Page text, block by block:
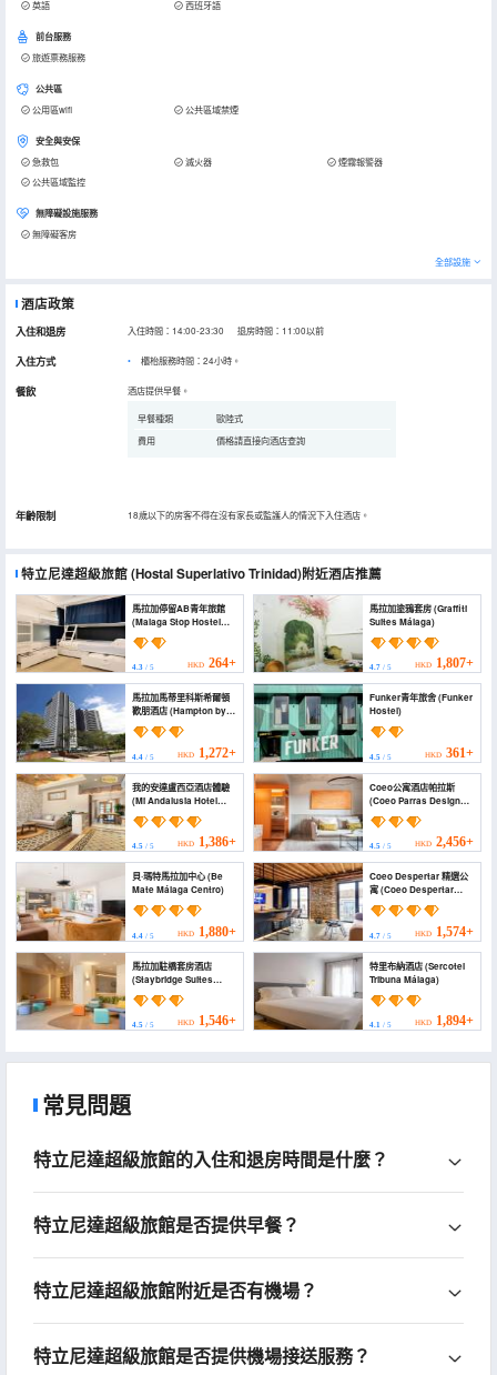
英語 西班牙語
前台服務
旅遊票務服務
公共區
公用區wifi 公共區域禁煙
安全與安保
急救包 滅火器
煙霧報警器
公共區域監控
無障礙設施服務
無障礙客房
全部設施
酒店政策
入住和退房 入住時間：14:00-23:30 退房時間：11:00以前
入住方式 櫃枱服務時間：24小時。
餐飲 酒店提供早餐。
早餐種類
歐陸式
費用
價格請直接向酒店查詢
年齡限制 18歲以下的房客不得在沒有家長或監護人的情況下入住酒店。
特立尼達超級旅館(Hostal Superlativo Trinidad)附近酒店推薦
馬拉加停留AB青年旅館
(Malaga Stop Hostel
AB)
4.3 / 5 HKD 264+
馬拉加塗鴉套房 (Graffiti
Suites Málaga)
4.7/ 5 HKD 1,807+
馬拉加馬蒂里科斯希爾頓
歡朋酒店 (Hampton by
Hilton Malaga
Martiricos)
4.4 / 5 HKD 1,272+
Funker青年旅舍 (Funker
Hostel)
4.5/ 5 HKD 361+
我的安達盧西亞酒店體驗
(Mi Andalusia Hotel
Experience)
4.5 / 5 HKD 1,386+
Coeo公寓酒店帕拉斯
(Coeo Parras Design
Apartments)
4.5/ 5 HKD 2,456+
貝·瑪特馬拉加中心 (Be
Mate Málaga Centro)
4.4 / 5 HKD 1,880+
Coeo Despertar 精選公
寓 (Coeo Despertar
Signature Apartments)
4.7/ 5 HKD 1,574+
馬拉加駐橋套房酒店
(Staybridge Suites
MALAGA by IHG)
4.5 / 5 HKD 1,546+
特里布納酒店 (Sercotel
Tribuna Málaga)
4.1/ 5 HKD 1,894+
常見問題
特立尼達超級旅館的入住和退房時間是什麼？
特立尼達超級旅館是否提供早餐？
特立尼達超級旅館附近是否有機場？
特立尼達超級旅館是否提供機場接送服務？